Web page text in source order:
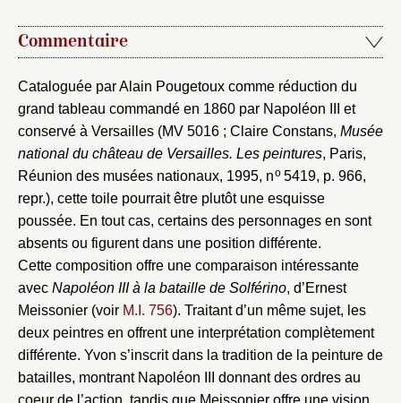
Commentaire
Cataloguée par Alain Pougetoux comme réduction du
grand tableau commandé en 1860 par Napoléon III et
conservé à Versailles (MV 5016 ; Claire Constans, Musée
national du château de Versailles. Les peintures, Paris,
Réunion des musées nationaux, 1995, no5419, p. 966,
repr.), cette toile pourrait être plutôt une esquisse
poussée. En tout cas, certains des personnages en sont
absents ou figurent dans une position différente.
Cette composition offre une comparaison intéressante
avec Napoléon III à la bataille de Solférino, d’Ernest
Meissonier (voir M.I. 756). Traitant d’un même sujet, les
deux peintres en offrent une interprétation complètement
différente. Yvon s’inscrit dans la tradition de la peinture de
batailles, montrant Napoléon III donnant des ordres au
coeur de l’action, tandis que Meissonier offre une vision
Choix du dossier où ajouter la
notice
Nom du dossier
Connexion
Courriel